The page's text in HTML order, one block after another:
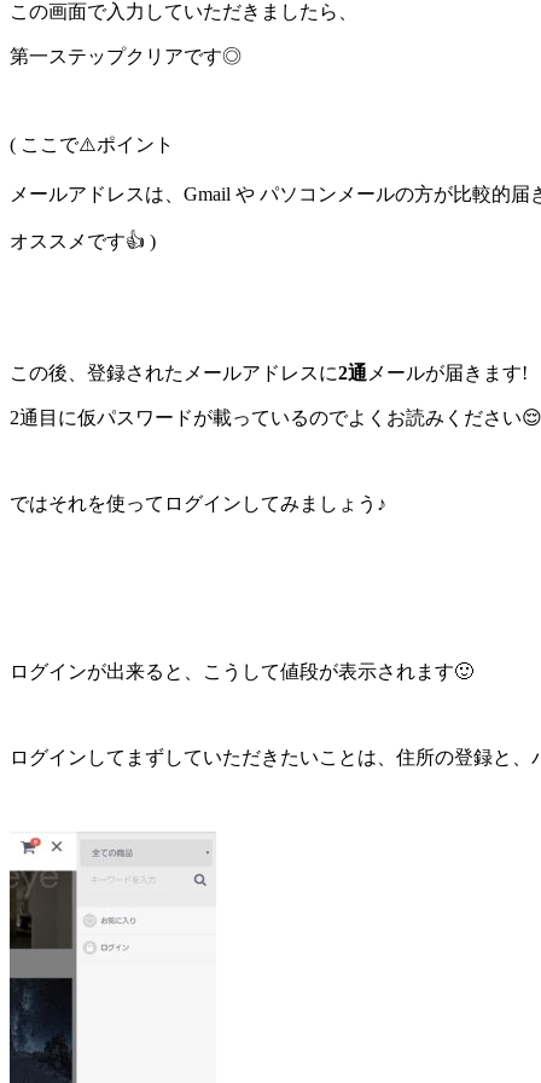
この画面で入力していただきましたら、
第一ステップクリアです◎
( ここで⚠️ポイント
メールアドレスは、Gmail や パソコンメールの方が比較的届
オススメです👍 )
この後、登録されたメールアドレスに2通 メールが届きます!
2通目に仮パスワードが載っているのでよくお読みください😌
ではそれを使ってログインしてみましょう♪
ログインが出来ると、こうして値段が表示されます🙂
ログインしてまずしていただきたいことは、住所の登録と